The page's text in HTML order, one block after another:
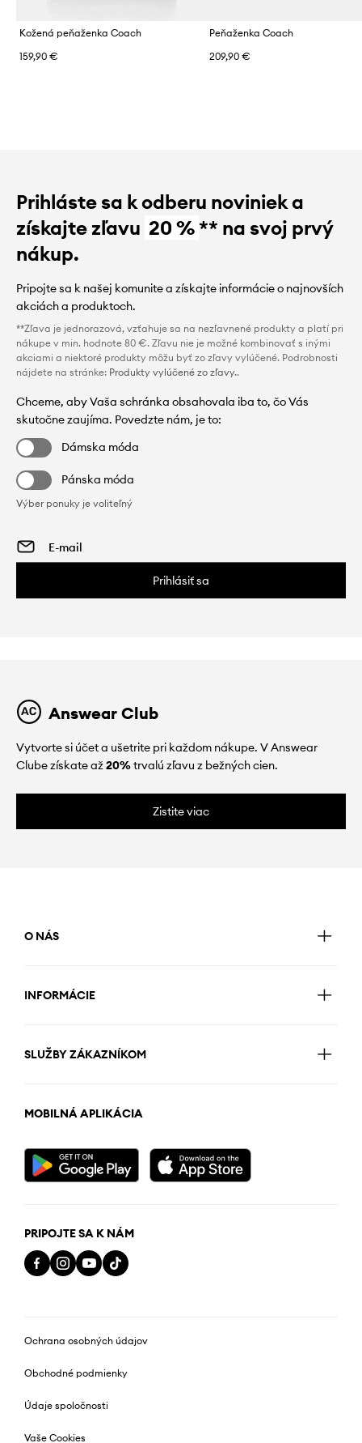
Kožená peňaženka Coach
159,90 €
Peňaženka Coach
209,90 €
Prihláste sa k odberu noviniek a
získajte zľavu 20 %** na svoj prvý
nákup.
Pripojte sa k našej komunite a získajte informácie o najnovších
akciách a produktoch.
**Zľava je jednorazová, vzťahuje sa na nezľavnené produkty a platí pri
nákupe v min. hodnote 80 €. Zľavu nie je možné kombinovať s inými
akciami a niektoré produkty môžu byť zo zľavy vylúčené. Podrobnosti
nájdete na stránke: Produkty vylúčené zo zľavy..
Chceme, aby Vaša schránka obsahovala iba to, čo Vás
skutočne zaujíma. Povedzte nám, je to:
Dámska móda
Pánska móda
Výber ponuky je voliteľný
Prihlásiť sa
Answear Club
Vytvorte si účet a ušetrite pri každom nákupe. V Answear
Clube získate až20%trvalú zľavu z bežných cien.
Zistite viac
O NÁS
INFORMÁCIE
SLUŽBY ZÁKAZNÍKOM
MOBILNÁ APLIKÁCIA
PRIPOJTE SA K NÁM
Ochrana osobných údajov
Obchodné podmienky
Údaje spoločnosti
Vaše Cookies